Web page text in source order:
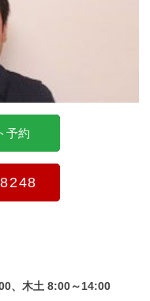
予約
、木土 8:00～14:00